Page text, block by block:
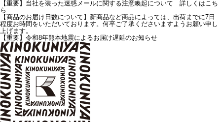
【重要】当社を装った迷惑メールに関する注意喚起について 詳しくはこち
ら
【商品のお届け日数について】新商品など商品によっては、出荷までに7日
程度お時間をいただいております。何卒ご了承くださいますようお願い申し
上げます。
【重要】令和8年熊本地震によるお届け遅延のお知らせ